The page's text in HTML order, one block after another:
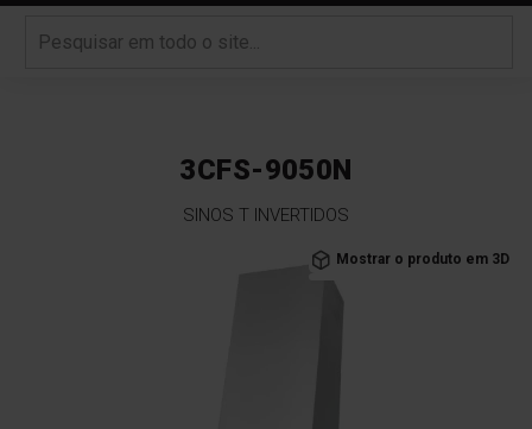
3CFS-9050N
SINOS T INVERTIDOS
Mostrar o produto em 3D